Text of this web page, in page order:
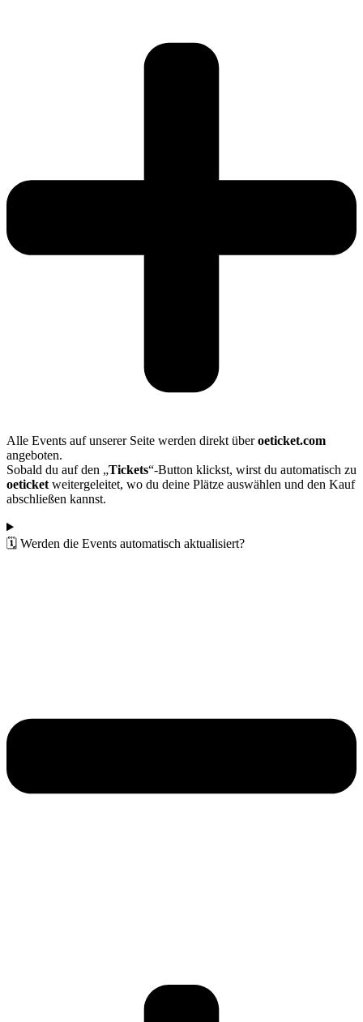
Alle Events auf unserer Seite werden direkt überoeticket.com
angeboten.
Sobald du auf den „Tickets“-Button klickst, wirst du automatisch zu
oeticketweitergeleitet, wo du deine Plätze auswählen und den Kauf
abschließen kannst.
🗓️ Werden die Events automatisch aktualisiert?